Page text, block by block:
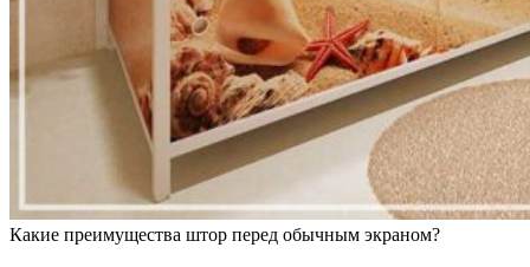
Какие преимущества штор перед обычным экраном?